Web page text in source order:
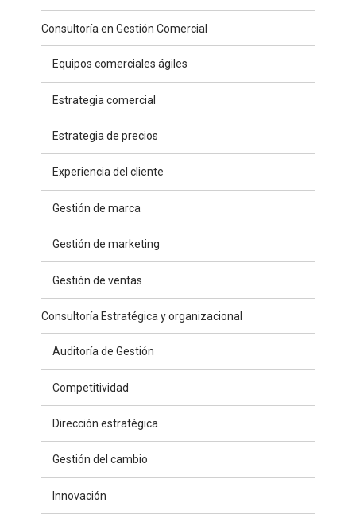
Consultoría en Gestión Comercial
Equipos comerciales ágiles
Estrategia comercial
Estrategia de precios
Experiencia del cliente
Gestión de marca
Gestión de marketing
Gestión de ventas
Consultoría Estratégica y organizacional
Auditoría de Gestión
Competitividad
Dirección estratégica
Gestión del cambio
Innovación